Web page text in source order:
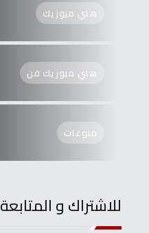
هاي ميوزيك
هاي ميوزيك فن
منوعات
للاشتراك و المتابعة